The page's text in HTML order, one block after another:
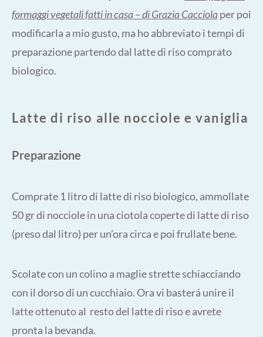
formaggi vegetali fatti in casa – di Grazia Cacciolaper poi
modificarla a mio gusto, ma ho abbreviato i tempi di
preparazione partendo dal latte di riso comprato
biologico.
Latte di riso alle nocciole e vaniglia
Preparazione
Comprate 1 litro di latte di riso biologico, ammollate
50 gr di nocciole in una ciotola coperte di latte di riso
(preso dal litro) per un’ora circa e poi frullate bene.
Scolate con un colino a maglie strette schiacciando
con il dorso di un cucchiaio. Ora vi basterá unire il
latte ottenuto al resto del latte di riso e avrete
pronta la bevanda.